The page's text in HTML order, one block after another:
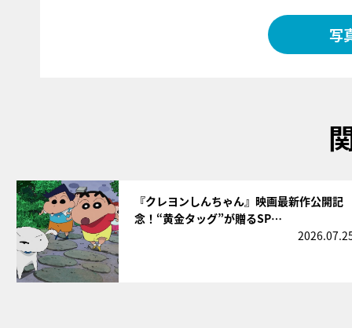
写
『クレヨンしんちゃん』映画最新作公開記
念！“黄金タッグ”が贈るSP…